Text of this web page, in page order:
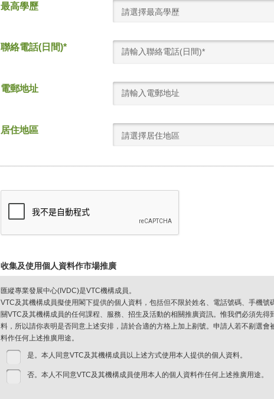
最高學歷
請選擇最高學歷
聯絡電話(日間)*
電郵地址
居住地區
請選擇居住地區
收集及使用個人資料作市場推廣
匯縱專業發展中心(IVDC)是VTC機構成員。
VTC及其機構成員擬使用閣下提供的個人資料，包括但不限於姓名、電話號碼、手機
關VTC及其機構成員的任何課程、服務、招生及活動的相關推廣資訊。惟我們必須先
料，所以請你表明是否同意上述安排，請於合適的方格上加上剔號。申請人若不剔選
料作任何上述推廣用途。
是。本人同意VTC及其機構成員以上述方式使用本人提供的個人資料。
否。本人不同意VTC及其機構成員使用本人的個人資料作任何上述推廣用途。